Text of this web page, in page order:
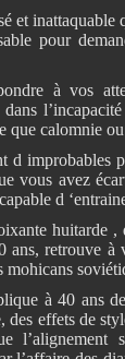
et
pour
à vos
que calomnie
d
vous avez
d
huitarde
ans, retrouve
à 40 ans
des effets de